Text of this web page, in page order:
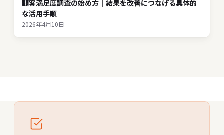
顧客満足度調査の始め方｜結果を改善につなげる具体的
な活用手順
2026年4月10日